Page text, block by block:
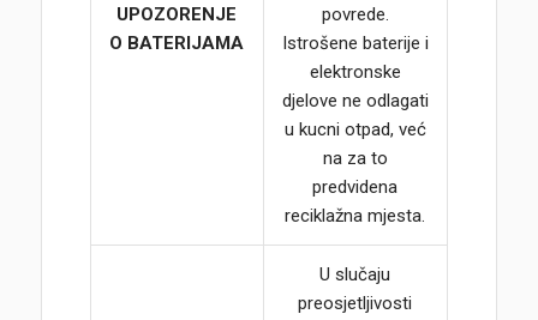
UPOZORENJE
O BATERIJAMA
povrede.
Istrošene baterije i
elektronske
djelove ne odlagati
u kucni otpad, već
na za to
predvidena
reciklažna mjesta.
U slučaju
preosjetljivosti